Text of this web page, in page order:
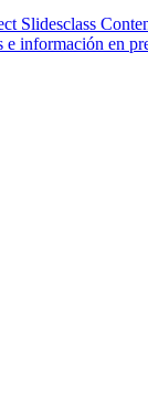
Slidesclass
información en